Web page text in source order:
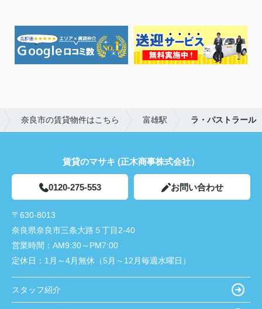
奈良市の賃貸物件はこちら 富雄駅 ラ・パストラール
賃貸のマサキ (正木商事株式会社）
0120-275-553 お問い合わせ
〒630-8013
奈良県奈良市三条大路５丁目2-40
営業時間： AM9:30～PM7:00
定休日： 1月～4月無休（5月～12月毎週水曜日）
スタッフ紹介